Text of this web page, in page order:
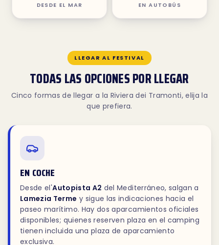
DESDE EL MAR EN AUTOBÚS
LLEGAR AL FESTIVAL
TODAS LAS OPCIONES POR LLEGAR
Cinco formas de llegar a la Riviera dei Tramonti, elija la
que prefiera.
EN COCHE
Desde el'Autopista A2 del Mediterráneo, salgan a
Lamezia Terme y sigue las indicaciones hacia el
paseo marítimo. Hay dos aparcamientos oficiales
disponibles; quienes reserven plaza en el camping
tienen incluida una plaza de aparcamiento
exclusiva.